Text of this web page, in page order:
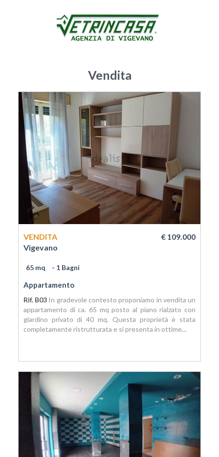
Vendita
VENDITA
€ 109.000
Vigevano
65 mq - 1 Bagni
Appartamento
Rif. B03 In gradevole contesto proponiamo in vendita un
appartamento di ca. 65 mq posto al piano rialzato con
giardino privato di 40 mq. Questa proprietà è stata
completamente ristrutturata e si presenta in ottime...